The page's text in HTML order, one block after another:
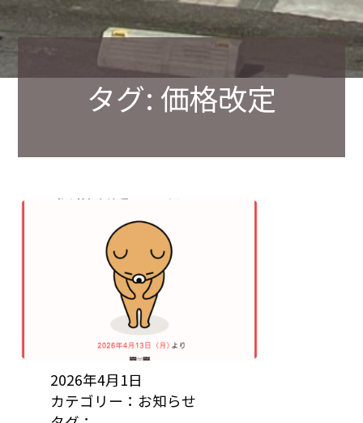
タグ: 価格改定
2026年4月1日
カテゴリー： お知らせ